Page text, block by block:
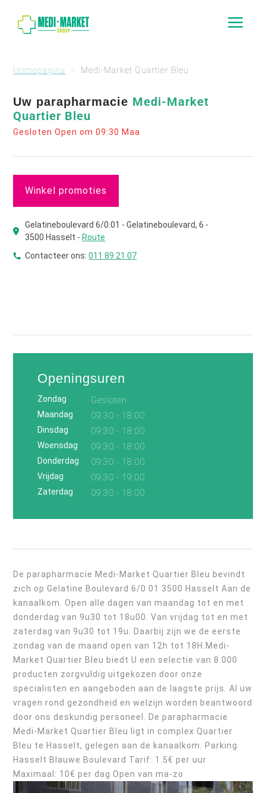
a
Homepagina Medi-Market Quartier Bleu
Uw parapharmacie Medi-Market
Quartier Bleu
Gesloten Open om 09:30 Maa
Winkel promoties
Gelatineboulevard 6/0.01 - Gelatineboulevard, 6 -
3500 Hasselt - Route
Contacteer ons:011 89 21 07
Openingsuren
Zondag
Gesloten
Maandag
09:30 - 18:00
Dinsdag
09:30 - 18:00
Woensdag
09:30 - 18:00
Donderdag
09:30 - 18:00
Vrijdag
09:30 - 19:00
Zaterdag
09:30 - 18:00
De parapharmacie Medi-Market Quartier Bleu bevindt
zich op Gelatine Boulevard 6/0 01 3500 Hasselt Aan de
kanaalkom. Open alle dagen van maandag tot en met
donderdag van 9u30 tot 18u00. Van vrijdag tot en met
zaterdag van 9u30 tot 19u. Daarbij zijn we de eerste
zondag van de maand open van 12h tot 18H.Medi-
Market Quartier Bleu biedt U een selectie van 8.000
producten zorgvuldig uitgekozen door onze
specialisten en aangeboden aan de laagste prijs. Al uw
vragen rond gezondheid en welzijn worden beantwoord
door ons deskundig personeel. De parapharmacie
Medi-Market Quartier Bleu ligt in complex Quartier
Bleu te Hasselt, gelegen aan de kanaalkom. Parking
Hasselt Blauwe Boulevard Tarif: 1.5€ per uur
Maximaal: 10€ per dag Open van ma-zo